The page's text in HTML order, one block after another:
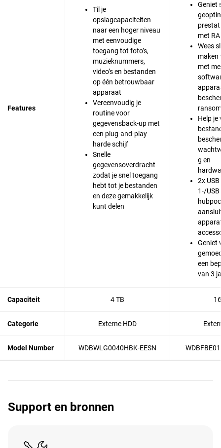
Features
Til je
opslagcapaciteiten
naar een hoger niveau
met eenvoudige
toegang tot foto’s,
muzieknummers,
video’s en bestanden
op één betrouwbaar
apparaat
Vereenvoudig je
routine voor
gegevensback-up met
een plug-and-play
harde schijf
Snelle
gegevensoverdracht
zodat je snel toegang
hebt tot je bestanden
en deze gemakkelijk
kunt delen
Geniet
met
Wees
maken
met
Help je
g en
2x
1-/
Geniet
een
van 3
Capaciteit 4 TB
Categorie Externe HDD
Model Number WDBWLG0040HBK-EESN
Support en bronnen